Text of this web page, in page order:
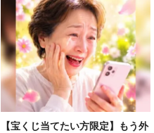
【宝くじ当てたい方限定】もう外